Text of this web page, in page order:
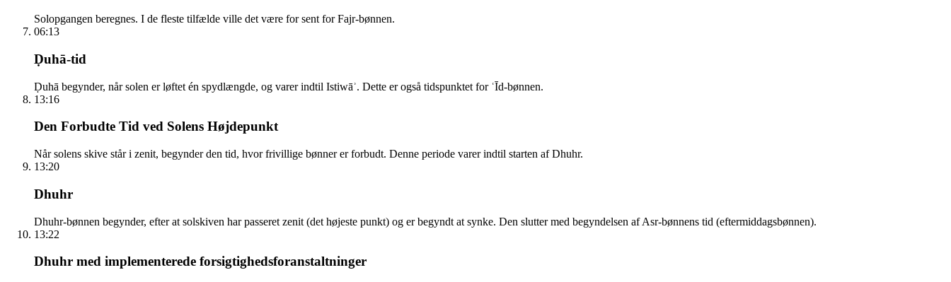
Solopgangen beregnes. I de fleste tilfælde ville det være for sent for Fajr-bønnen.
06:13
Ḍuhā-tid
Ḍuhā begynder, når solen er løftet én spydlængde, og varer indtil Istiwāʾ. Dette er også tidspunktet for ʿĪd-bønnen.
13:16
Den Forbudte Tid ved Solens Højdepunkt
Når solens skive står i zenit, begynder den tid, hvor frivillige bønner er forbudt. Denne periode varer indtil starten af Dhuhr.
13:20
Dhuhr
Dhuhr-bønnen begynder, efter at solskiven har passeret zenit (det højeste punkt) og er begyndt at synke. Den slutter med begyndelsen af Asr-bønnens tid (eftermiddagsbønnen).
13:22
Dhuhr med implementerede forsigtighedsforanstaltninger